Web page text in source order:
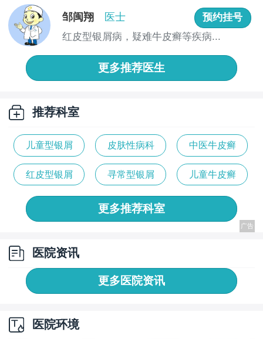
邹闽翔 医士
预约挂号
红皮型银屑病，疑难牛皮癣等疾病...
更多推荐医生
推荐科室
儿童型银屑
病
皮肤性病科 中医牛皮癣
红皮型银屑
病
寻常型银屑
病
儿童牛皮癣
更多推荐科室
医院资讯
更多医院资讯
医院环境